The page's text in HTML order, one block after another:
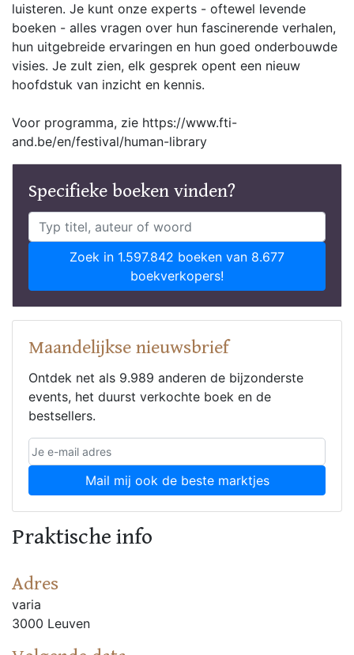
luisteren. Je kunt onze experts - oftewel levende
boeken - alles vragen over hun fascinerende verhalen,
hun uitgebreide ervaringen en hun goed onderbouwde
visies. Je zult zien, elk gesprek opent een nieuw
hoofdstuk van inzicht en kennis.
Voor programma, zie https://www.fti-
and.be/en/festival/human-library
Specifieke boeken vinden?
Zoek in 1.597.842 boeken van 8.677
boekverkopers!
Maandelijkse nieuwsbrief
Ontdek net als 9.989 anderen de bijzonderste
events, het duurst verkochte boek en de
bestsellers.
Mail mij ook de beste marktjes
Praktische info
Adres
varia
3000 Leuven